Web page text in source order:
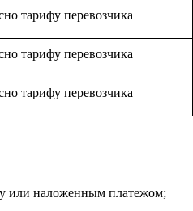
тарифу перевозчика
тарифу перевозчика
тарифу перевозчика
или наложенным платежом;